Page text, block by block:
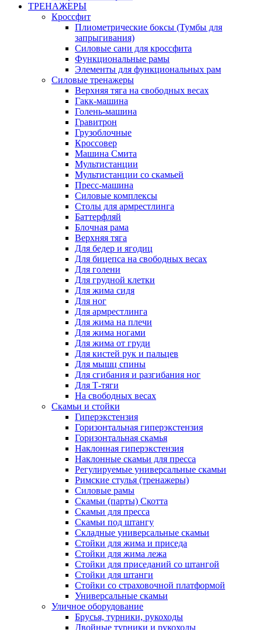
ТРЕНАЖЕРЫ
Кроссфит
Плиометрические боксы (Тумбы для
запрыгивания)
Силовые сани для кроссфита
Функциональные рамы
Элементы для функциональных рам
Силовые тренажеры
Верхняя тяга на свободных весах
Гакк-машина
Голень-машина
Гравитрон
Грузоблочные
Кроссовер
Машина Смита
Мультистанции
Мультистанции со скамьей
Пресс-машина
Силовые комплексы
Столы для армрестлинга
Баттерфляй
Блочная рама
Верхняя тяга
Для бедер и ягодиц
Для бицепса на свободных весах
Для голени
Для грудной клетки
Для жима сидя
Для ног
Для армрестлинга
Для жима на плечи
Для жима ногами
Для жима от груди
Для кистей рук и пальцев
Для мышц спины
Для сгибания и разгибания ног
Для Т-тяги
На свободных весах
Скамьи и стойки
Гиперэкстензия
Горизонтальная гиперэкстензия
Горизонтальная скамья
Наклонная гиперэкстензия
Наклонные скамьи для пресса
Регулируемые универсальные скамьи
Римские стулья (тренажеры)
Силовые рамы
Скамьи (парты) Скотта
Скамьи для пресса
Скамьи под штангу
Складные универсальные скамьи
Стойки для жима и приседа
Стойки для жима лежа
Стойки для приседаний со штангой
Стойки для штанги
Стойки со страховочной платформой
Универсальные скамьи
Уличное оборудование
Брусья, турники, рукоходы
Двойные турники и рукоходы